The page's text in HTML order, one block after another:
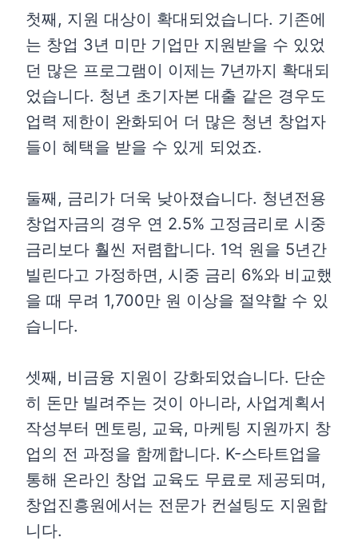
첫째, 지원 대상이 확대되었습니다. 기존에
는 창업 3년 미만 기업만 지원받을 수 있었
던 많은 프로그램이 이제는 7년까지 확대되
었습니다. 청년 초기자본 대출 같은 경우도
업력 제한이 완화되어 더 많은 청년 창업자
들이 혜택을 받을 수 있게 되었죠.
둘째, 금리가 더욱 낮아졌습니다. 청년전용
창업자금의 경우 연 2.5% 고정금리로 시중
금리보다 훨씬 저렴합니다. 1억 원을 5년간
빌린다고 가정하면, 시중 금리 6%와 비교했
을 때 무려 1,700만 원 이상을 절약할 수 있
습니다.
셋째, 비금융 지원이 강화되었습니다. 단순
히 돈만 빌려주는 것이 아니라, 사업계획서
작성부터 멘토링, 교육, 마케팅 지원까지 창
업의 전 과정을 함께합니다. K-스타트업을
통해 온라인 창업 교육도 무료로 제공되며,
창업진흥원에서는 전문가 컨설팅도 지원합
니다.